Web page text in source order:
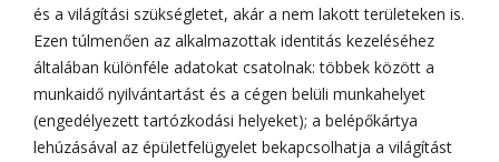
és a világítási szükségletet, akár a nem lakott területeken is.
Ezen túlmenően az alkalmazottak identitás kezeléséhez
általában különféle adatokat csatolnak: többek között a
munkaidő nyilvántartást és a cégen belüli munkahelyet
(engedélyezett tartózkodási helyeket); a belépőkártya
lehúzásával az épületfelügyelet bekapcsolhatja a világítást